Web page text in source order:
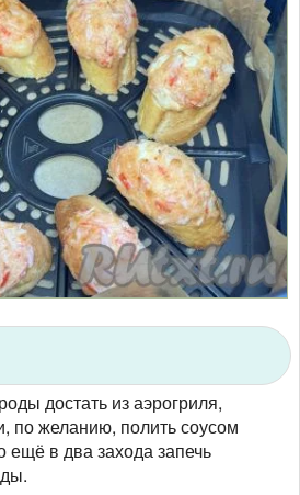
достать из аэрогриля,
по желанию, полить соусом
ещё в два захода запечь